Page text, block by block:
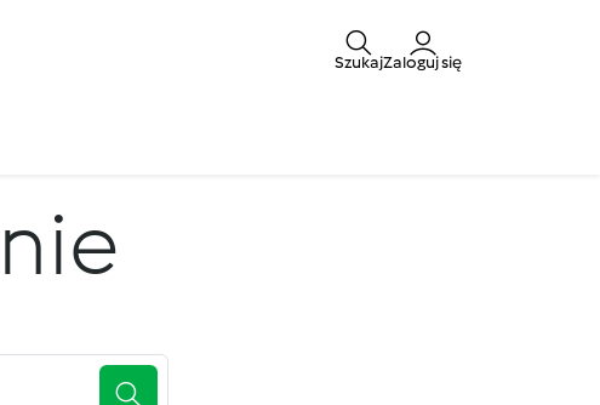
SzukajZaloguj się